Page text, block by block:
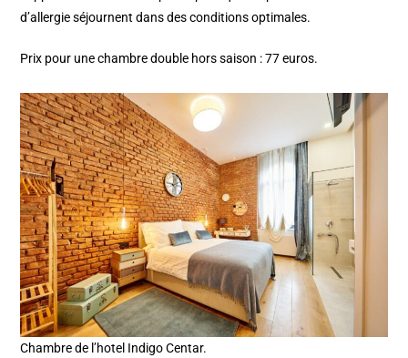
d’allergie séjournent dans des conditions optimales.
Prix pour une chambre double hors saison : 77 euros.
Chambre de l’hotel Indigo Centar.